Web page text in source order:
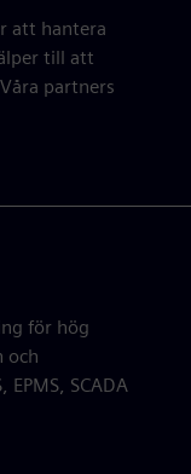
att hantera
till att
partners
för hög
och
SCADA